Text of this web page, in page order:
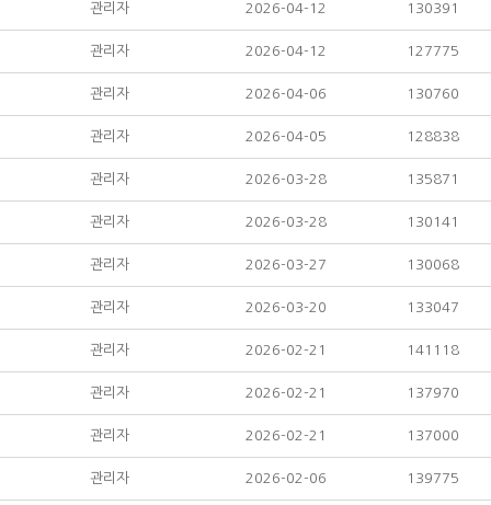
관리자 2026-04-12 130391
관리자 2026-04-12 127775
관리자 2026-04-06 130760
관리자 2026-04-05 128838
관리자 2026-03-28 135871
관리자 2026-03-28 130141
관리자 2026-03-27 130068
관리자 2026-03-20 133047
관리자 2026-02-21 141118
관리자 2026-02-21 137970
관리자 2026-02-21 137000
관리자 2026-02-06 139775